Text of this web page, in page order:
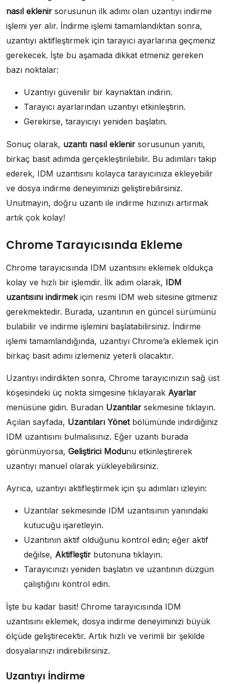
nasıl eklenir sorusunun ilk adımı olan uzantıyı indirme
işlemi yer alır. İndirme işlemi tamamlandıktan sonra,
uzantıyı aktifleştirmek için tarayıcı ayarlarına geçmeniz
gerekecek. İşte bu aşamada dikkat etmeniz gereken
bazı noktalar:
Uzantıyı güvenilir bir kaynaktan indirin.
Tarayıcı ayarlarından uzantıyı etkinleştirin.
Gerekirse, tarayıcıyı yeniden başlatın.
Sonuç olarak, uzantı nasıl eklenir sorusunun yanıtı,
birkaç basit adımda gerçekleştirilebilir. Bu adımları takip
ederek, IDM uzantısını kolayca tarayıcınıza ekleyebilir
ve dosya indirme deneyiminizi geliştirebilirsiniz.
Unutmayın, doğru uzantı ile indirme hızınızı artırmak
artık çok kolay!
Chrome Tarayıcısında Ekleme
Chrome tarayıcısında IDM uzantısını eklemek oldukça
kolay ve hızlı bir işlemdir. İlk adım olarak, IDM
uzantısını indirmekiçin resmi IDM web sitesine gitmeniz
gerekmektedir. Burada, uzantının en güncel sürümünü
bulabilir ve indirme işlemini başlatabilirsiniz. İndirme
işlemi tamamlandığında, uzantıyı Chrome’a eklemek için
birkaç basit adımı izlemeniz yeterli olacaktır.
Uzantıyı indirdikten sonra, Chrome tarayıcınızın sağ üst
köşesindeki üç nokta simgesine tıklayarak Ayarlar
menüsüne gidin. Buradan Uzantılar sekmesine tıklayın.
Açılan sayfada, Uzantıları Yönetbölümünde indirdiğiniz
IDM uzantısını bulmalısınız. Eğer uzantı burada
görünmüyorsa, Geliştirici Modunu etkinleştirerek
uzantıyı manuel olarak yükleyebilirsiniz.
Ayrıca, uzantıyı aktifleştirmek için şu adımları izleyin:
Uzantılar sekmesinde IDM uzantısının yanındaki
kutucuğu işaretleyin.
Uzantının aktif olduğunu kontrol edin; eğer aktif
değilse, Aktifleştir butonuna tıklayın.
Tarayıcınızı yeniden başlatın ve uzantının düzgün
çalıştığını kontrol edin.
İşte bu kadar basit! Chrome tarayıcısında IDM
uzantısını eklemek, dosya indirme deneyiminizi büyük
ölçüde geliştirecektir. Artık hızlı ve verimli bir şekilde
dosyalarınızı indirebilirsiniz.
Uzantıyı İndirme